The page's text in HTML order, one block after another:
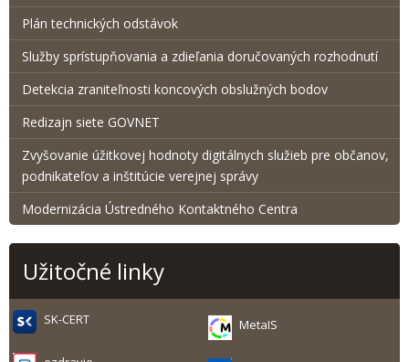
Plán technických odstávok
Služby sprístupňovania a zdieľania doručovaných rozhodnutí
Detekcia zraniteľnosti koncových obslužných bodov
Redizajn siete GOVNET
Zvyšovanie úžitkovej hodnoty digitálnych služieb pre občanov,
podnikateľov a inštitúcie verejnej správy
Modernizácia Ústredného Kontaktného Centra
Užitočné linky
SK-CERT MetaIS